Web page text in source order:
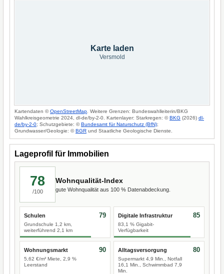
Karte laden
Versmold
Kartendaten ©OpenStreetMap . Weitere Grenzen: Bundeswahlleiterin/BKG
Wahlkreisgeometrie 2024, dl-de/by-2-0. Kartenlayer: Starkregen: ©BKG (2026) dl-
de/by-2-0; Schutzgebiete: ©Bundesamt für Naturschutz (BfN);
Grundwasser/Geologie: ©BGR und Staatliche Geologische Dienste.
Lageprofil für Immobilien
78
/100
Wohnqualität-Index
gute Wohnqualität aus 100 % Datenabdeckung.
Schulen
Grundschule 1,2 km,
weiterführend 2,1 km
79 Digitale Infrastruktur
83,1 % Gigabit-
Verfügbarkeit
85
Wohnungsmarkt
5,62 €/m² Miete, 2,9 %
Leerstand
90 Alltagsversorgung
Supermarkt 4,9 Min., Notfall
16,1 Min., Schwimmbad 7,9
Min.
80